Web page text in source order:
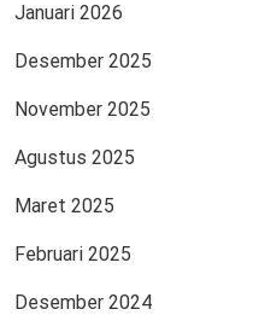
Januari 2026
Desember 2025
November 2025
Agustus 2025
Maret 2025
Februari 2025
Desember 2024